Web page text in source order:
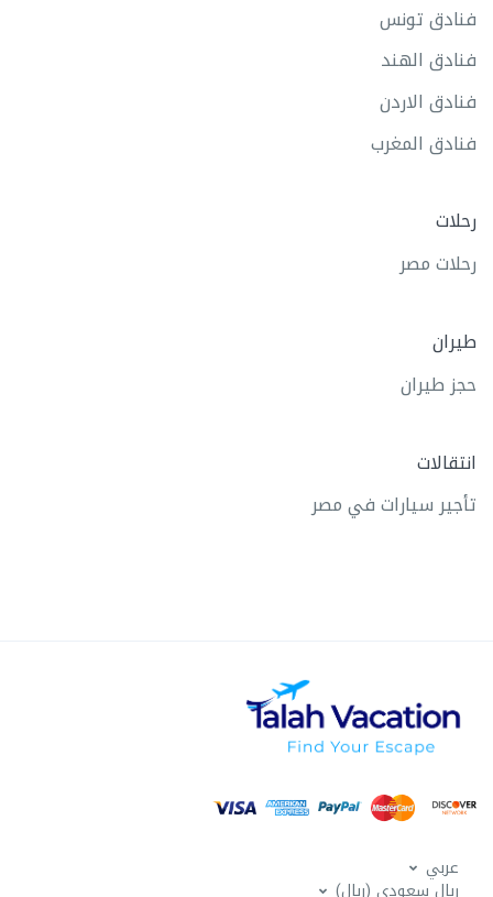
فنادق تونس
فنادق الهند
فنادق الاردن
فنادق المغرب
رحلات
رحلات مصر
طيران
حجز طيران
انتقالات
تأجير سيارات في مصر
عربي